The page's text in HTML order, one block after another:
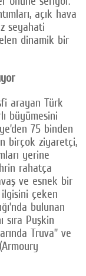
açık hava
seyahati
dinamik bir
arayan Türk
büyümesini
75 binden
birçok ziyaretçi,
yerine
rahatça
ve esnek bir
çeken
bulunan
sıra Puşkin
Truva” ve